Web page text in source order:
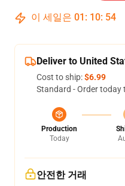
이 세일은 01 : 10: 54
Deliver to United
Cost to ship:$6.99
Standard - Order today
Production
Today
안전한 거래